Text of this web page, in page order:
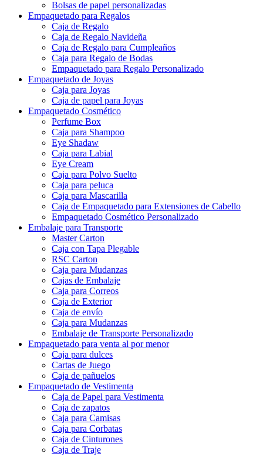
Bolsas de papel personalizadas
Empaquetado para Regalos
Caja de Regalo
Caja de Regalo Navideña
Caja de Regalo para Cumpleaños
Caja para Regalo de Bodas
Empaquetado para Regalo Personalizado
Empaquetado de Joyas
Caja para Joyas
Caja de papel para Joyas
Empaquetado Cosmético
Perfume Box
Caja para Shampoo
Eye Shadaw
Caja para Labial
Eye Cream
Caja para Polvo Suelto
Caja para peluca
Caja para Mascarilla
Caja de Empaquetado para Extensiones de Cabello
Empaquetado Cosmético Personalizado
Embalaje para Transporte
Master Carton
Caja con Tapa Plegable
RSC Carton
Caja para Mudanzas
Cajas de Embalaje
Caja para Correos
Caja de Exterior
Caja de envío
Caja para Mudanzas
Embalaje de Transporte Personalizado
Empaquetado para venta al por menor
Caja para dulces
Cartas de Juego
Caja de pañuelos
Empaquetado de Vestimenta
Caja de Papel para Vestimenta
Caja de zapatos
Caja para Camisas
Caja para Corbatas
Caja de Cinturones
Caja de Traje